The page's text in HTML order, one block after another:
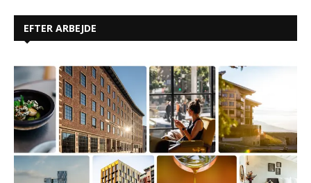
EFTER ARBEJDE